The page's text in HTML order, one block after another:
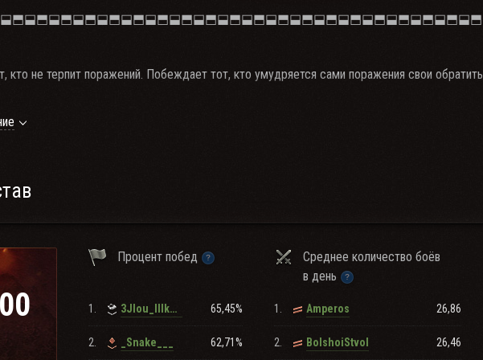
кто не терпит поражений. Побеждает тот, кто умудряется сами поражения свои обратить
по версии wot-news.com 1600+
не менее: 5
Процент побед
Среднее количество боёв
в день
1. 3Jlou_IIIkOJlbHuK 65,45%
2. _Snake___ 62,71%
1. Amperos 26,86
2. BolshoiStvol 26,46